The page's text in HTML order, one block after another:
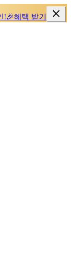
!🎉혜택 받기